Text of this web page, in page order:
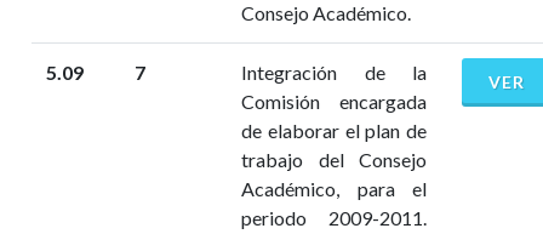
Consejo Académico.
5.09 7
Integración de la
Comisión encargada
de elaborar el plan de
trabajo del Consejo
Académico, para el
periodo 2009-2011.
VER